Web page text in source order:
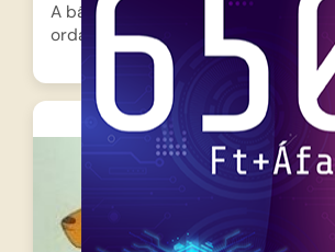
A bátor kismalac egyedül éldegél,
ordasok fenik…